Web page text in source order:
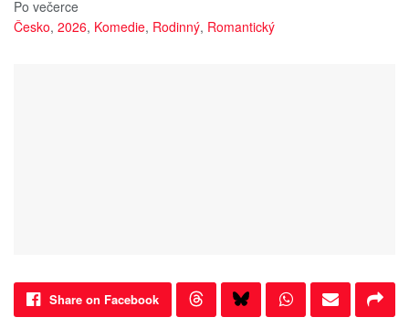
Po večerce
Česko, 2026, Komedie, Rodinný, Romantický
Share on Facebook